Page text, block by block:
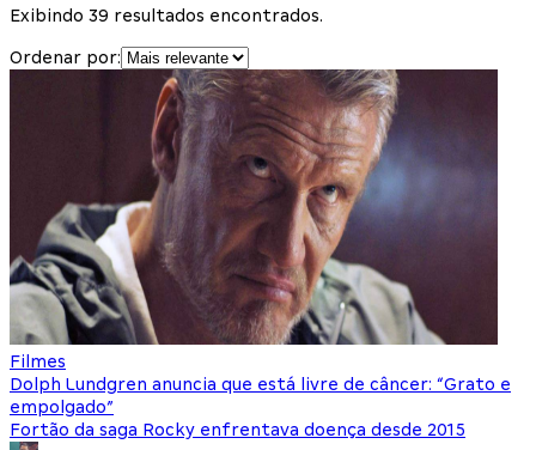
Exibindo 39 resultados encontrados.
Ordenar por:
Filmes
Dolph Lundgren anuncia que está livre de câncer: “Grato e
empolgado”
Fortão da saga Rocky enfrentava doença desde 2015